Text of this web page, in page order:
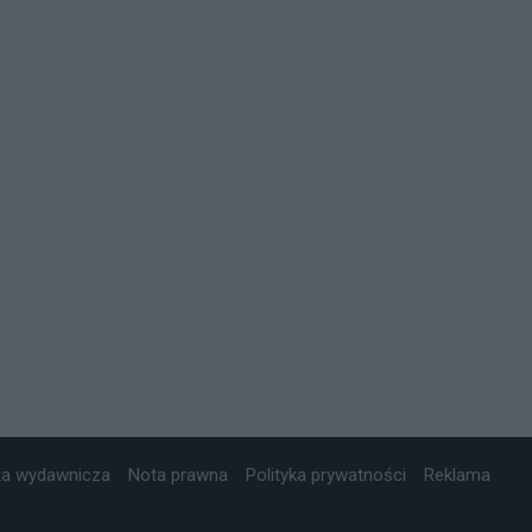
wydawnicza Nota prawna Polityka prywatności Reklama